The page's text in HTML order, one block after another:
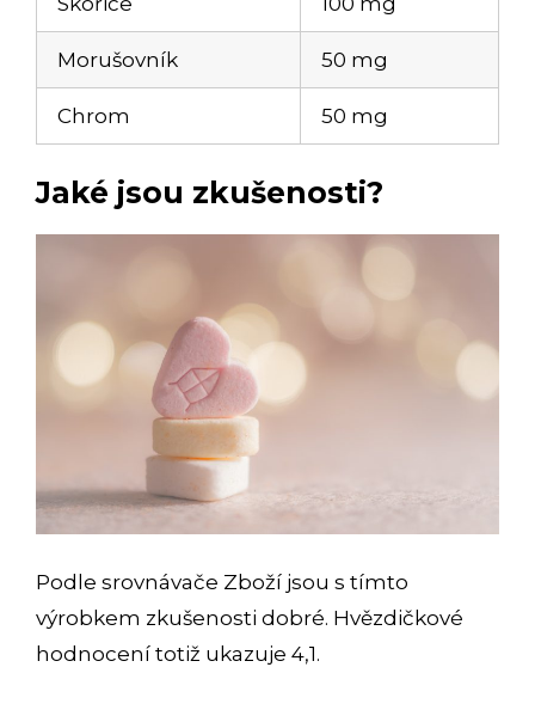
Morušovník 50 mg
Chrom 50 mg
Jaké jsou zkušenosti?
Podle srovnávače Zboží jsou s tímto
výrobkem zkušenosti dobré. Hvězdičkové
hodnocení totiž ukazuje 4,1.